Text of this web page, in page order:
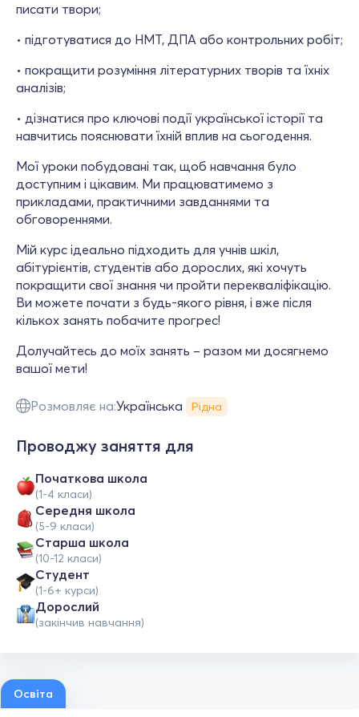
писати твори;
• підготуватися до НМТ, ДПА або контрольних робіт;
• покращити розуміння літературних творів та їхніх
аналізів;
• дізнатися про ключові події української історії та
навчитись пояснювати їхній вплив на сьогодення.
Мої уроки побудовані так, щоб навчання було
доступним і цікавим. Ми працюватимемо з
прикладами, практичними завданнями та
обговореннями.
Мій курс ідеально підходить для учнів шкіл,
абітурієнтів, студентів або дорослих, які хочуть
покращити свої знання чи пройти перекваліфікацію.
Ви можете почати з будь-якого рівня, і вже після
кількох занять побачите прогрес!
Долучайтесь до моїх занять – разом ми досягнемо
вашої мети!
Розмовляє на:Українська Рідна
Проводжу заняття для
Початкова школа
(1-4 класи)
Середня школа
(5-9 класи)
Старша школа
(10-12 класи)
Студент
(1-6+ курси)
Дорослий
(закінчив навчання)
Освіта